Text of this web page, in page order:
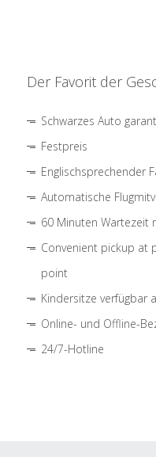
Der Favorit der
Schwarzes Auto
Festpreis
Englischsprechender
Automatische
60 Minuten Wartezeit
Convenient pickup at
point
Kindersitze verfügbar
Online- und Offline-
24/7-Hotline